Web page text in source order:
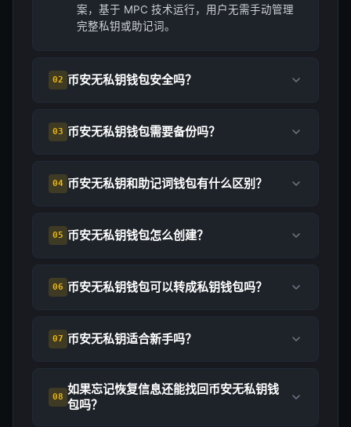
案，基于 MPC 技术运行，用户无需手动管理
完整私钥或助记词。
02 币安无私钥钱包安全吗？
03 币安无私钥钱包需要备份吗？
04 币安无私钥和助记词钱包有什么区别？
05 币安无私钥钱包怎么创建？
06 币安无私钥钱包可以转成私钥钱包吗？
07 币安无私钥适合新手吗？
08
如果忘记恢复信息还能找回币安无私钥钱
包吗？